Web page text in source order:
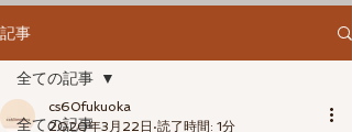
記事
全ての記事
全ての記事
cs60fukuoka
2020年3月22日 読了時間: 1分